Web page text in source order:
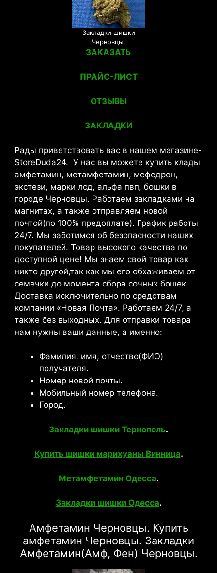
Закладки шишки
Черновцы.
ЗАКАЗАТЬ
ПРАЙС-ЛИСТ
ОТЗЫВЫ
ЗАКЛАДКИ
Рады приветствовать вас в нашем магазине-
StoreDuda24. У нас вы можете купить клады
амфетамин, метамфетамин, мефедрон,
экстези, марки лсд, альфа пвп, бошки в
городе Черновцы. Работаем закладками на
магнитах, а также отправляем новой
почтой(по 100% предоплате). График работы
24/7. Мы заботимся об безопасности наших
покупателей. Товар высокого качества по
доступной цене! Мы знаем свой товар как
никто другой,так как мы его обхаживаем от
семечки до момента сбора сочных бошек.
Доставка исключительно по средствам
компании «Новая Почта». Работаем 24/7, а
также без выходных. Для отправки товара
нам нужны ваши данные, а именно:
Фамилия, имя, отчество(ФИО)
получателя.
Номер новой почты.
Мобильный номер телефона.
Город.
Закладки шишки Тернополь.
Купить шишки марихуаны Винница.
Метамфетамин Одесса.
Закладки шишки Одесса.
Амфетамин Черновцы. Купить
амфетамин Черновцы. Закладки
Амфетамин(Амф, Фен) Черновцы.